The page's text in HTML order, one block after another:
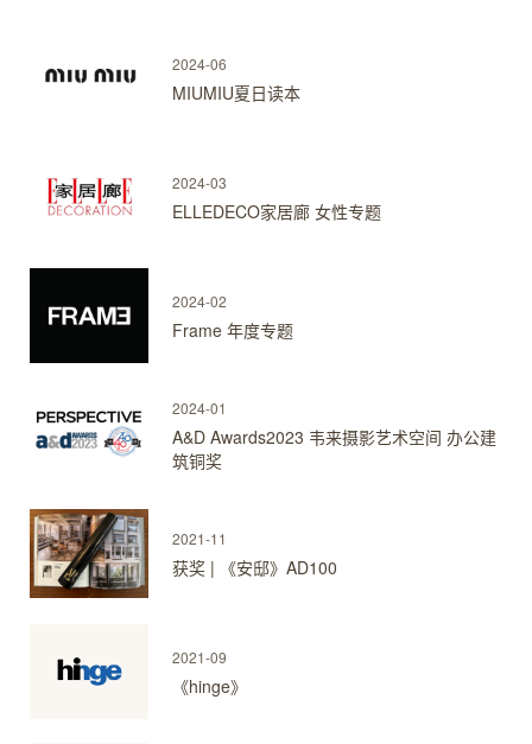
2024-06
MIUMIU夏日读本
2024-03
ELLEDECO家居廊 女性专题
2024-02
Frame 年度专题
2024-01
A&D Awards2023 韦来摄影艺术空间 办公建
筑铜奖
2021-11
获奖 | 《安邸》AD100
2021-09
《hinge》